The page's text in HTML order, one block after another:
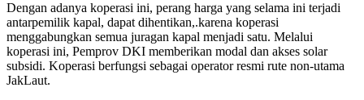
Dengan adanya koperasi ini, perang harga yang selama ini terjadi
antarpemilik kapal, dapat dihentikan,.karena koperasi
menggabungkan semua juragan kapal menjadi satu. Melalui
koperasi ini, Pemprov DKI memberikan modal dan akses solar
subsidi. Koperasi berfungsi sebagai operator resmi rute non-utama
JakLaut.